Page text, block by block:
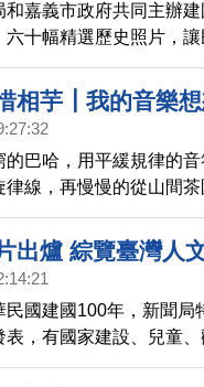
的激盪
和嘉義市政府共同主辦
六十幅精選歷史照片，
會還請來「國父」分身
相芋┃我的音樂
的巴哈，用平緩規律的
律線，再慢慢的從山間
出爐 綜覽臺灣人
民國建國100年，新聞局
表，有國家建設、兒童
。